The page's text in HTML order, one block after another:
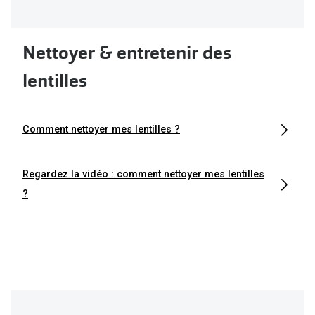
Nettoyer & entretenir des
lentilles
Comment nettoyer mes lentilles ?
Regardez la vidéo : comment nettoyer mes lentilles
?